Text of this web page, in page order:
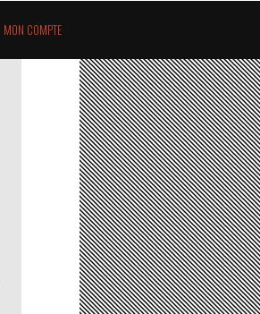
MON COMPTE